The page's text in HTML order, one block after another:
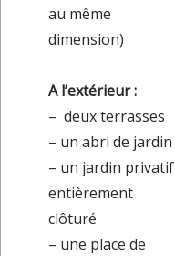
au même
dimension)
A l’extérieur :
– deux terrasses
– un abri de jardin
– un jardin privatif
entièrement
clôturé
– une place de